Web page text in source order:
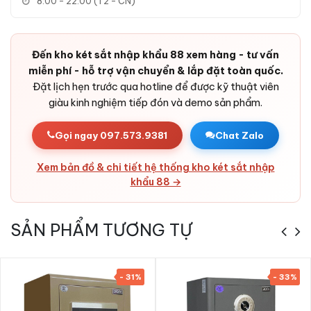
Phòng tấn công thử mã:
Cảm biến rung kích hoạt còi
cảnh báo khi két bị tác động.
Pin dự phòng dài lâu:Tuổi thọ pin tốt, có cổng cấp điện
ngoài cho tình huống khẩn cấp.
ngoài.
Vỏ thép cao cấp:Thép tấm cường độ cao + bê-tông chịu
nhiệt - rất khó phá huỷ.
Thiết kế tinh tế, lớp sơn sang trọng - phù
hợp các không gian từ gia đình đến cửa hàng, văn phòng
và ngân hàng.
Đến kho két sắt nhập khẩu 88 xem hàng - tư vấn
miễn phí - hỗ trợ vận chuyển & lắp đặt toàn quốc.
Đặt lịch hẹn trước qua hotline để được kỹ thuật viên
giàu kinh nghiệm tiếp đón và demo sản phẩm.
Gọi ngay 097.573.9381 Chat Zalo
Xem bản đồ & chi tiết hệ thống kho két sắt nhập
khẩu 88 →
SẢN PHẨM TƯƠNG TỰ
- 31% - 33%